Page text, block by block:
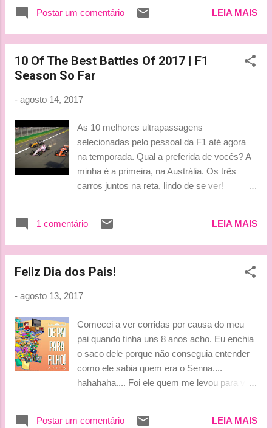
Postar um comentário LEIA MAIS
10 Of The Best Battles Of 2017 | F1
Season So Far
- agosto 14, 2017
As 10 melhores ultrapassagens
selecionadas pelo pessoal da F1 até agora
na temporada. Qual a preferida de vocês? A
minha é a primeira, na Austrália. Os três
carros juntos na reta, lindo de se ver!
1 comentário LEIA MAIS
Feliz Dia dos Pais!
- agosto 13, 2017
Comecei a ver corridas por causa do meu
pai quando tinha uns 8 anos acho. Eu enchia
o saco dele porque não conseguia entender
como ele sabia quem era o Senna....
hahahaha.... Foi ele quem me levou para ver
Postar um comentário LEIA MAIS